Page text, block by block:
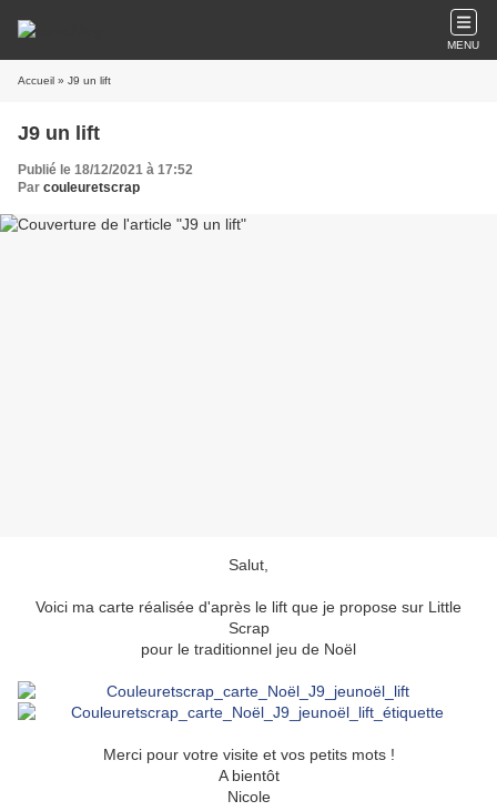
MENU
Accueil » J9 un lift
J9 un lift
Publié le 18/12/2021 à 17:52
Par couleuretscrap
Salut,
Voici ma carte réalisée d'après le lift que je propose sur Little
Scrap
pour le traditionnel jeu de Noël
Merci pour votre visite et vos petits mots !
A bientôt
Nicole